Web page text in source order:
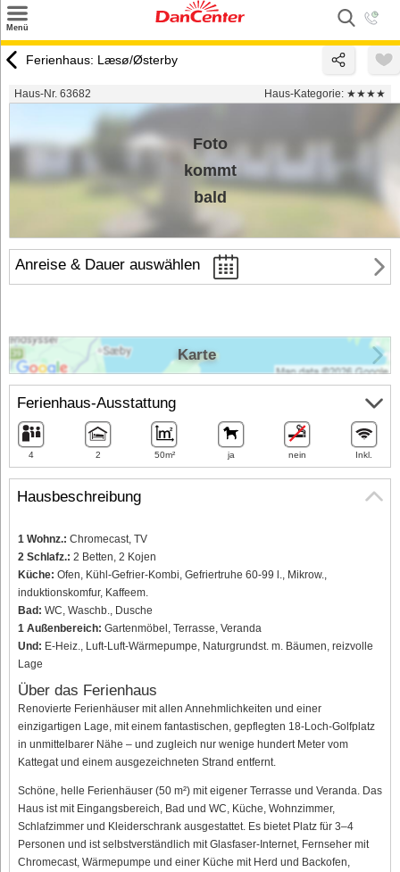
Menü
Urlaubsziele
Weitere Urlaubsziele
Gut zu wissen
Ferienhaus: Læsø/Østerby
Haus-Nr. 63682 Haus-Kategorie: ★★★★
Foto
kommt
bald
Anreise & Dauer auswählen
Hausbeschreibung
1 Wohnz.: Chromecast, TV
2 Schlafz.: 2 Betten, 2 Kojen
Küche: Ofen, Kühl-Gefrier-Kombi, Gefriertruhe 60-99 l., Mikrow.,
induktionskomfur, Kaffeem.
Bad: WC, Waschb., Dusche
1 Außenbereich: Gartenmöbel, Terrasse, Veranda
Und: E-Heiz., Luft-Luft-Wärmepumpe, Naturgrundst. m. Bäumen, reizvolle
Lage
Über das Ferienhaus
Renovierte Ferienhäuser mit allen Annehmlichkeiten und einer
einzigartigen Lage, mit einem fantastischen, gepflegten 18-Loch-Golfplatz
in unmittelbarer Nähe – und zugleich nur wenige hundert Meter vom
Kattegat und einem ausgezeichneten Strand entfernt.
Schöne, helle Ferienhäuser (50 m²) mit eigener Terrasse und Veranda. Das
Haus ist mit Eingangsbereich, Bad und WC, Küche, Wohnzimmer,
Schlafzimmer und Kleiderschrank ausgestattet. Es bietet Platz für 3–4
Personen und ist selbstverständlich mit Glasfaser-Internet, Fernseher mit
Chromecast, Wärmepumpe und einer Küche mit Herd und Backofen,
Ferienhaus-Ausstattung
4 2 50m² ja nein Inkl.
Karte